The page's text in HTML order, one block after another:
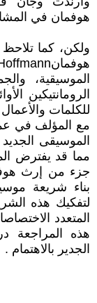
هوفمان في
ولكن، كما تلاحظ
الموسيقية،
الرومانتيكين
للكلمات
مع المؤلف في
مما قد يفترض
جزء من إرث
بناء شريعة
لتفكيك هذه
المتعدد
هذه المراجعة
الجدير بالاهتمام .